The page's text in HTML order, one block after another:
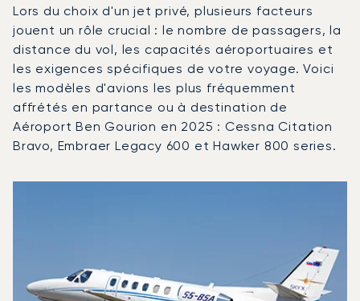
Lors du choix d'un jet privé, plusieurs facteurs
jouent un rôle crucial : le nombre de passagers, la
distance du vol, les capacités aéroportuaires et
les exigences spécifiques de votre voyage. Voici
les modèles d'avions les plus fréquemment
affrétés en partance ou à destination de
Aéroport Ben Gourion en 2025 : Cessna Citation
Bravo, Embraer Legacy 600 et Hawker 800 series.